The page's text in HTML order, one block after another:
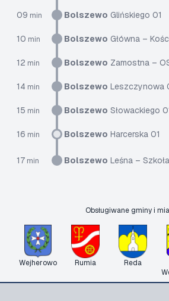
09 min Bolszewo Glińskiego 01
10 min Bolszewo Główna –
12 min Bolszewo Zamostna –
14 min Bolszewo Leszczynowa
15 min Bolszewo Słowackiego
16 min Bolszewo Harcerska 01
17 min Bolszewo Leśna –
Obsługiwane gminy i
Wejherowo Rumia Reda